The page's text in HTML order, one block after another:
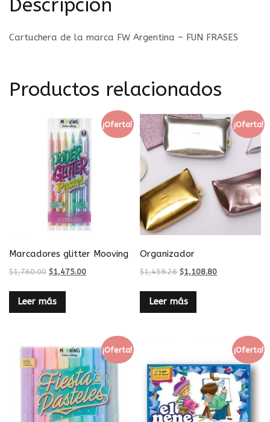
Descripción
Cartuchera de la marca FW Argentina – FUN FRASES
Productos relacionados
¡Oferta!
Marcadores glitter Mooving
$1,760.00 $1,475.00
Leer más
¡Oferta!
Organizador
$1,459.26 $1,108.80
Leer más
¡Oferta! ¡Oferta!